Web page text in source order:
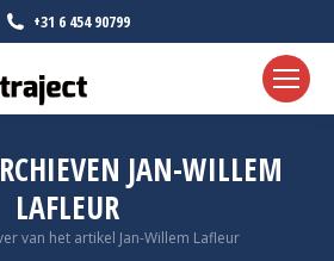
+31 6 454 90799
JAN-WILLEM
LAFLEUR
van het artikel Jan-Willem Lafleur